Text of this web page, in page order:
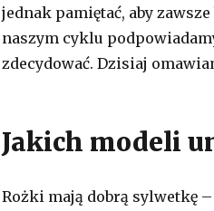
jednak pamiętać, aby
naszym cyklu
zdecydować. Dzisiaj
Jakich modeli
Rożki mają dobrą sylwetkę